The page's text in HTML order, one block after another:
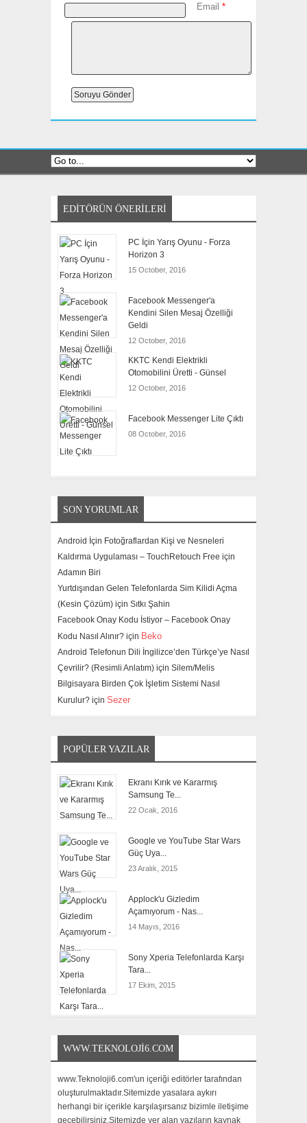
Email *
EDITÖRÜN ÖNERILERI
PC İçin Yarış Oyunu - Forza
Horizon 3
15 October, 2016
Facebook Messenger'a
Kendini Silen Mesaj Özelliği
Geldi
12 October, 2016
KKTC Kendi Elektrikli
Otomobilini Üretti - Günsel
12 October, 2016
Facebook Messenger Lite Çıktı
08 October, 2016
SON YORUMLAR
Android İçin Fotoğraflardan Kişi ve Nesneleri
Kaldırma Uygulaması – TouchRetouch Free için
Adamın Biri
Yurtdışından Gelen Telefonlarda Sim Kilidi Açma
(Kesin Çözüm) için Sıtkı Şahin
Facebook Onay Kodu İstiyor – Facebook Onay
Kodu Nasıl Alınır? için Beko
Android Telefonun Dili İngilizce’den Türkçe’ye Nasıl
Çevrilir? (Resimli Anlatım) için Silem/Melis
Bilgisayara Birden Çok İşletim Sistemi Nasıl
Kurulur? için Sezer
POPÜLER YAZILAR
Ekranı Kırık ve Kararmış
Samsung Te...
22 Ocak, 2016
Google ve YouTube Star Wars
Güç Uya...
23 Aralık, 2015
Applock'u Gizledim
Açamıyorum - Nas...
14 Mayıs, 2016
Sony Xperia Telefonlarda Karşı
Tara...
17 Ekim, 2015
WWW.TEKNOLOJI6.COM
www.Teknoloji6.com'un içeriği editörler tarafından
oluşturulmaktadır.Sitemizde yasalara aykırı
herhangi bir içerikle karşılaşırsanız bizimle iletişime
geçebilirsiniz.Sitemizde yer alan yazıların kaynak